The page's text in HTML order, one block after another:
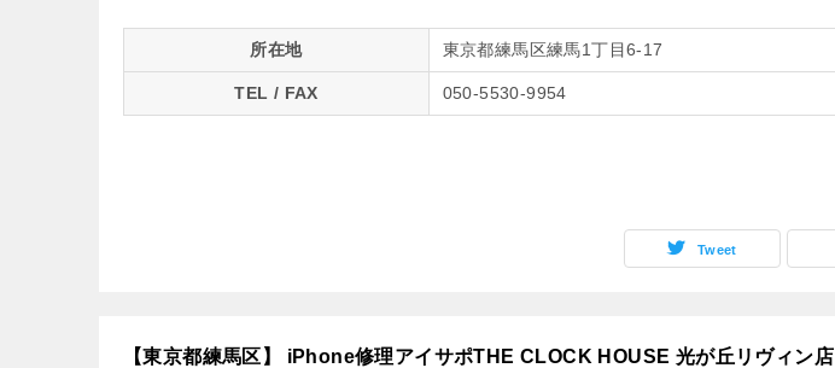
所在地 東京都練馬区練馬1丁目6-17
TEL / FAX 050-5530-9954
Tweet
【東京都練馬区】 iPhone修理アイサポTHE CLOCK HOUSE 光が丘リヴィン店